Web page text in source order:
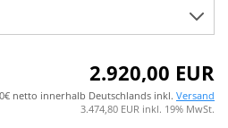
2.920,00 EUR
netto innerhalb Deutschlands inkl. Versand
3.474,80 EUR inkl. 19% MwSt.